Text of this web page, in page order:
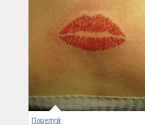
Поцелуй